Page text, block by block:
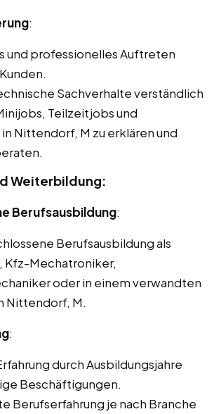
:
und professionelles Auftreten
Sachverhalte verständlich
Teilzeitjobs und
Nittendorf, M zu erklären und
Weiterbildung:
Berufsausbildung:
Berufsausbildung als
Kfz-Mechatroniker,
oder in einem verwandten
Nittendorf, M.
:
durch Ausbildungsjahre
Beschäftigungen.
Berufserfahrung je nach Branche